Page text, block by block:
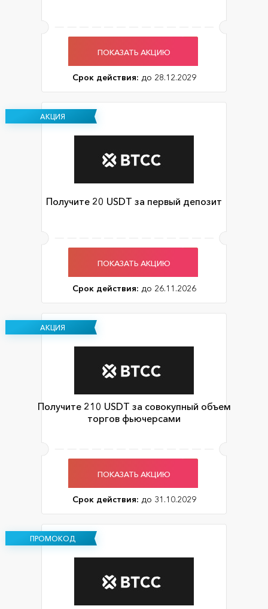
ПОКАЗАТЬ АКЦИЮ
Срок действия: до 28.12.2029
АКЦИЯ
Получите 20 USDT за первый депозит
ПОКАЗАТЬ АКЦИЮ
Срок действия: до 26.11.2026
АКЦИЯ
Получите 210 USDT за совокупный объем
торгов фьючерсами
ПОКАЗАТЬ АКЦИЮ
Срок действия: до 31.10.2029
ПРОМОКОД